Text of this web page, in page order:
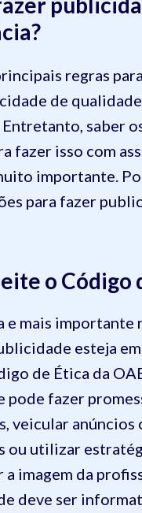
regras
de
Entretanto, saber
fazer isso com
importante.
para fazer
o Código
e mais importante
esteja
de Ética da
pode fazer
veicular anúncios
ou utilizar
imagem da
deve ser